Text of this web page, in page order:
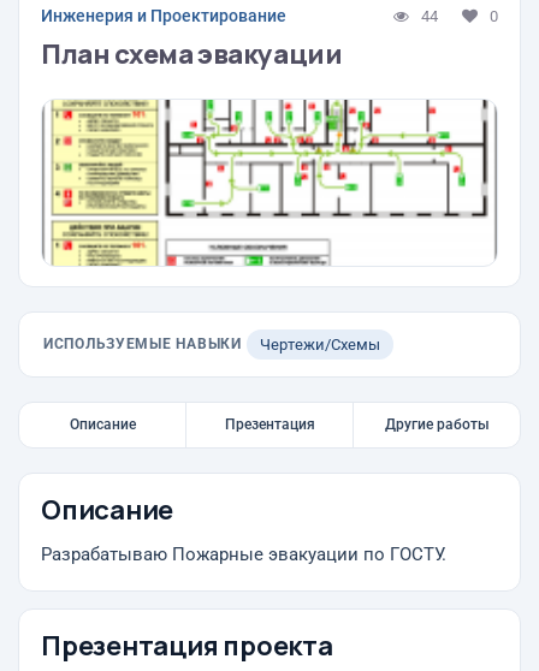
Инженерия и Проектирование 44 0
План схема эвакуации
ИСПОЛЬЗУЕМЫЕ НАВЫКИ Чертежи/Схемы
Описание Презентация Другие работы
Описание
Разрабатываю Пожарные эвакуации по ГОСТУ.
Презентация проекта